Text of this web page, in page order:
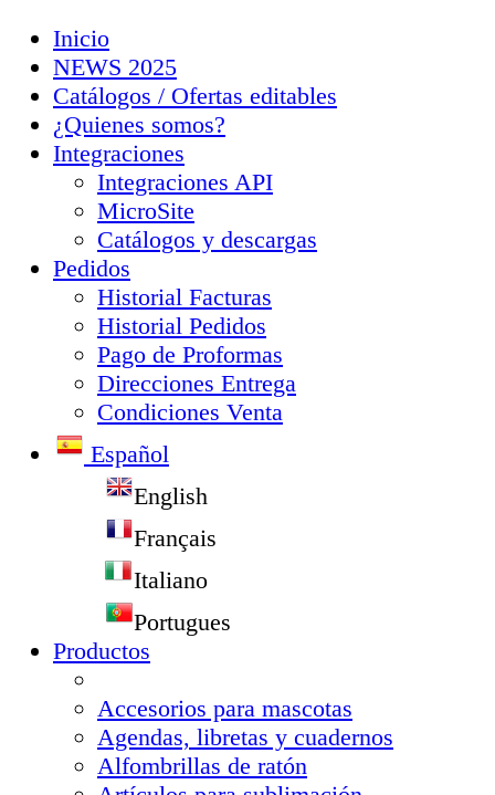
Inicio
NEWS 2025
Catálogos / Ofertas editables
¿Quienes somos?
Integraciones
Integraciones API
MicroSite
Catálogos y descargas
Pedidos
Historial Facturas
Historial Pedidos
Pago de Proformas
Direcciones Entrega
Condiciones Venta
Español
English
Français
Italiano
Portugues
Productos
Accesorios para mascotas
Agendas, libretas y cuadernos
Alfombrillas de ratón